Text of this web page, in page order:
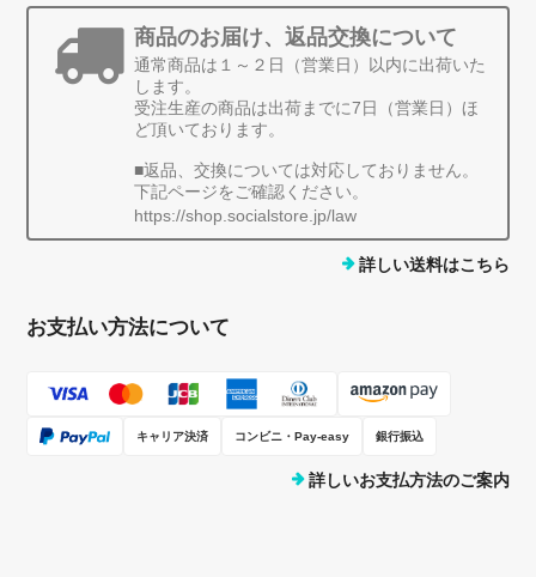
商品のお届け、返品交換について
通常商品は１～２日（営業日）以内に出荷いた
します。
受注生産の商品は出荷までに7日（営業日）ほ
ど頂いております。
■返品、交換については対応しておりません。
下記ページをご確認ください。
https://shop.socialstore.jp/law
詳しい送料はこちら
お支払い方法について
キャリア決済 コンビニ・Pay-easy 銀行振込
詳しいお支払方法のご案内